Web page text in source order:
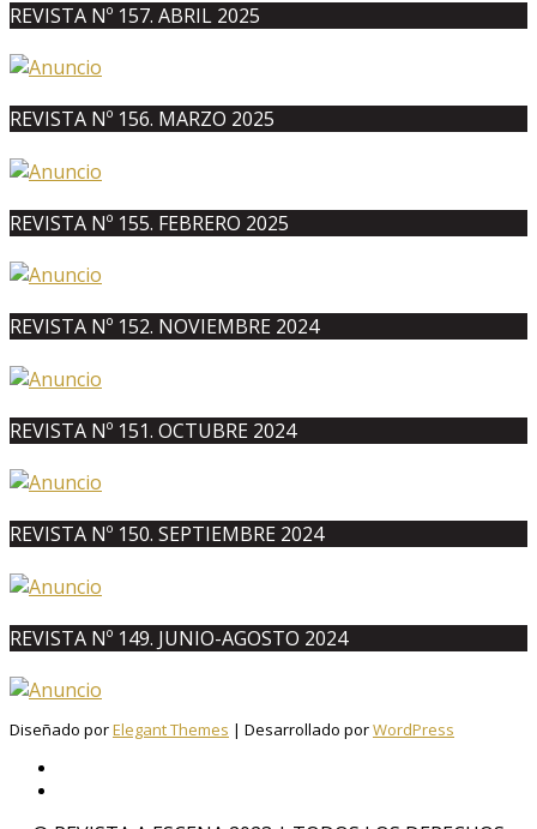
REVISTA Nº 157. ABRIL 2025
REVISTA Nº 156. MARZO 2025
REVISTA Nº 155. FEBRERO 2025
REVISTA Nº 152. NOVIEMBRE 2024
REVISTA Nº 151. OCTUBRE 2024
REVISTA Nº 150. SEPTIEMBRE 2024
REVISTA Nº 149. JUNIO-AGOSTO 2024
Diseñado porElegant Themes | Desarrollado porWordPress